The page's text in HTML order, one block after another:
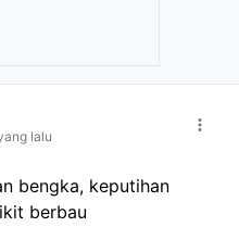
pada pemulihan
Mencari dukungan
dalam
ini. Segera temui dokter
penanganan yang
lalu
bengka, keputihan
berbau